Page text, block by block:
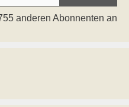
anderen Abonnenten an